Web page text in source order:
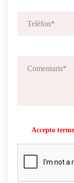
Accepto